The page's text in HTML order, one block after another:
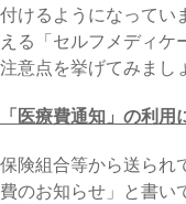
付けるようになってい
える「セルフメディケ
注意点を挙げてみまし
「医療費通知」の利用
保険組合等から送られ
費のお知らせ」と書